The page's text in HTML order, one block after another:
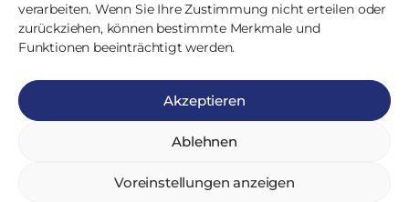
verarbeiten. Wenn Sie Ihre Zustimmung nicht erteilen oder
zurückziehen, können bestimmte Merkmale und
Funktionen beeinträchtigt werden.
Akzeptieren
Ablehnen
Voreinstellungen anzeigen
Wir freu­en uns auf dich!
Musikverein Endingen e.V. ЯELOADED